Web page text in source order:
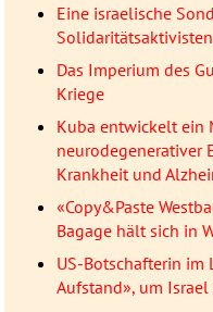
Eine israelische
Das Imperium des
Kriege
Kuba entwickelt ein
neurodegenerativer
Krankheit und
«Copy&Paste
Bagage hält sich in
US-Botschafterin im
Aufstand», um